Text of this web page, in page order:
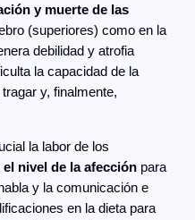
y muerte de las
(superiores) como en la
debilidad y atrofia
la capacidad de la
y, finalmente,
la labor de los
el nivel de la afección para
y la comunicación e
en la dieta para